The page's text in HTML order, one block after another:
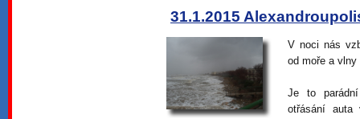
31.1.2015
V noci nás
od moře a
Je to
otřásání